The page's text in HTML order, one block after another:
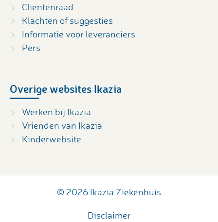
Cliëntenraad
Klachten of suggesties
Informatie voor leveranciers
Pers
Overige websites Ikazia
Werken bij Ikazia
Vrienden van Ikazia
Kinderwebsite
© 2026 Ikazia Ziekenhuis
Disclaimer